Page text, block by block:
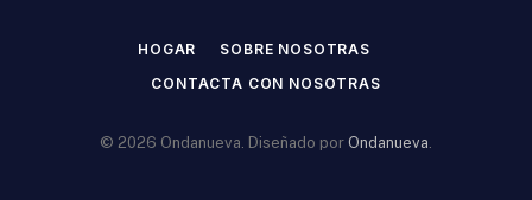
HOGAR
SOBRE NOSOTRAS
CONTACTA CON NOSOTRAS
© 2026 Ondanueva. Diseñado por Ondanueva